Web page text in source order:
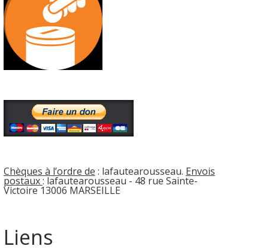
Chèques à l’ordre de : lafautearousseau. Envois
postaux: lafautearousseau - 48 rue Sainte-
Victoire 13006 MARSEILLE
Liens